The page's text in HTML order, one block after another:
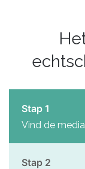
probeer ik
en de kansen.
een nieuw
betrokkenen
Stap 1
Vind de
Stap 2